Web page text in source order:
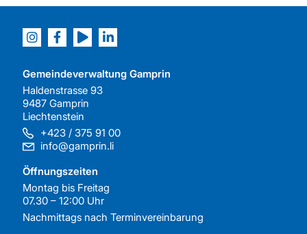
Gemeindeverwaltung Gamprin
Haldenstrasse 93
9487 Gamprin
Liechtenstein
+423 / 375 91 00
info@gamprin.li
Öffnungszeiten
Montag bis Freitag
07.30 – 12:00 Uhr
Nachmittags nach Terminvereinbarung